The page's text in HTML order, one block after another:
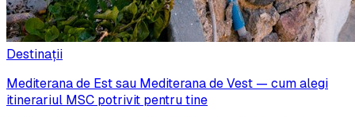
Destinații
Mediterana de Est sau Mediterana de Vest — cum alegi
itinerariul MSC potrivit pentru tine